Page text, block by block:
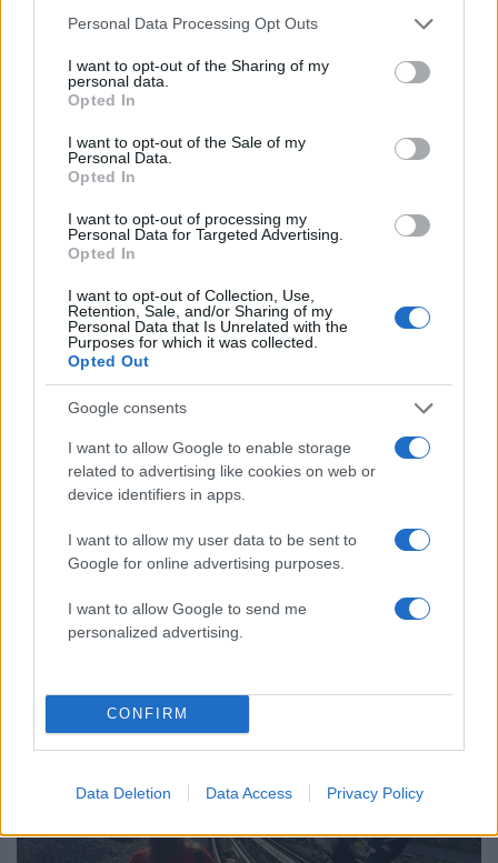
Please note that this website/app uses one or more Google
not limited to your visit or usage behaviour. You may click to
grant or deny consent to Google and its third-party tags to
use your data for below specified purposes in below Google
consent section.
Personal Data Processing Opt Outs
I want to opt-out of the Sharing of my
personal data.
Opted In
I want to opt-out of the Sale of my
Personal Data.
Opted In
I want to opt-out of processing my
Personal Data for Targeted Advertising.
Opted In
I want to opt-out of Collection, Use,
Retention, Sale, and/or Sharing of my
Personal Data that Is Unrelated with the
Purposes for which it was collected.
Opted Out
Google consents
I want to allow Google to enable storage
related to advertising like cookies on web or
device identifiers in apps.
I want to allow my user data to be sent to
Google for online advertising purposes.
I want to allow Google to send me
personalized advertising.
CONFIRM
Data Deletion Data Access Privacy Policy
16.10.24
Νεκρός ο άνδρας που έπεσε στον ΗΣΑΠ στην
πεζογέφυρα ανάμεσα σε ΚΑΤ και Μαρούσι
Τα σενάρια για τη φωτιά στον ΗΣΑΠ, το
πρωτόκολλο και η «σιγή» που προκάλεσε τον